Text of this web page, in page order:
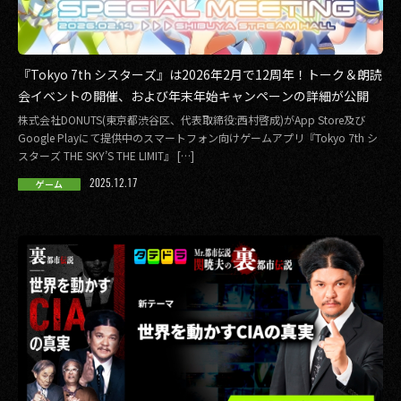
『Tokyo 7th シスターズ』は2026年2月で12周年！トーク＆朗読
会イベントの開催、および年末年始キャンペーンの詳細が公開
株式会社DONUTS(東京都渋谷区、代表取締役:西村啓成)がApp Store及び
Google Playにて提供中のスマートフォン向けゲームアプリ『Tokyo 7th シ
スターズ THE SKY’S THE LIMIT』 […]
ゲーム 2025.12.17